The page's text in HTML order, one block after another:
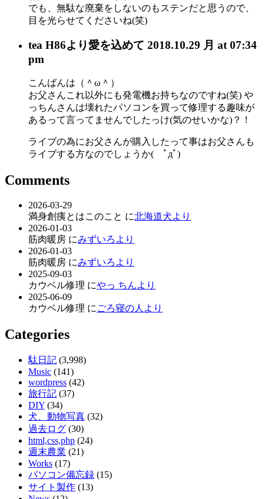
でも、無駄な廃棄をしないのもステンだと思うので、
目を光らせてくださいね(笑)
tea H86より愛を込めて 2018.10.29 月 at 07:34
pm
こんばんは（＾ω＾）
お父さんこれ以外にも発電機お持ちなのですね(笑) や
っちんさんは壊れたパソコンを買って修理する趣味が
あるって言ってませんでしたっけ(気のせいかな)？！
ライブの為にお父さんが購入したって事はお父さんも
ライブする方なのでしょうか( ﾟдﾟ)
Comments
2026-03-29
満身創痍とはこのこと に北海道犬より
2026-01-03
筋肉暖房 にみずいろより
2026-01-03
筋肉暖房 にみずいろより
2025-09-03
カウベル修理 にやっ ちんより
2025-06-09
カウベル修理 に ごろ寝の人より
Categories
駄日記 (3,998)
Music (141)
wordpress (42)
旅行記 (37)
DIY (34)
犬、動物写真 (32)
過去ログ (30)
html,css,php (24)
週末農業 (21)
Works (17)
パソコン備忘録 (15)
サイト製作 (13)